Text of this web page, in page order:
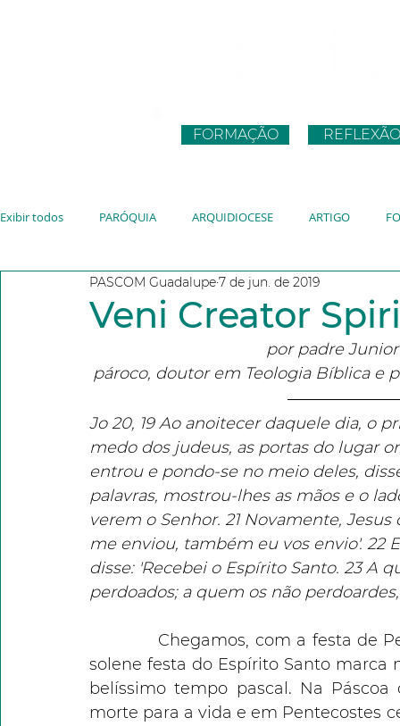
FORMAÇÃO REFLEXÃO
Exibir todos PARÓQUIA ARQUIDIOCESE ARTIGO
JUVENTUDE VATICANO JMJ
Veni Creator
PASCOM Guadalupe7 de jun. de 2019
por padre
pároco, doutor em Teologia Bíblica e
Jo 20, 19 Ao anoitecer daquele dia, o
medo dos judeus, as portas do lugar
entrou e pondo-se no meio deles,
palavras, mostrou-lhes as mãos e o
verem o Senhor. 21 Novamente,
me enviou, também eu vos envio'. 22
disse: 'Recebei o Espírito Santo. 23 A
perdoados; a quem os não
Chegamos, com a festa de
solene festa do Espírito Santo
belíssimo tempo pascal. Na
morte para a vida e em Pentecostes